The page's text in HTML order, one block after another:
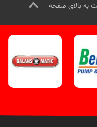
به بالای صفحه